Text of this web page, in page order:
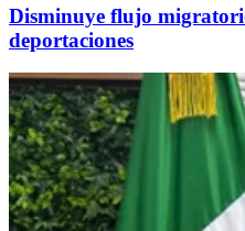
Disminuye flujo
deportaciones